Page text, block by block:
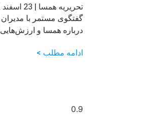
تحریریه همسا
گفتگوی مستمر با
درباره همسا و
ادامه مطلب >